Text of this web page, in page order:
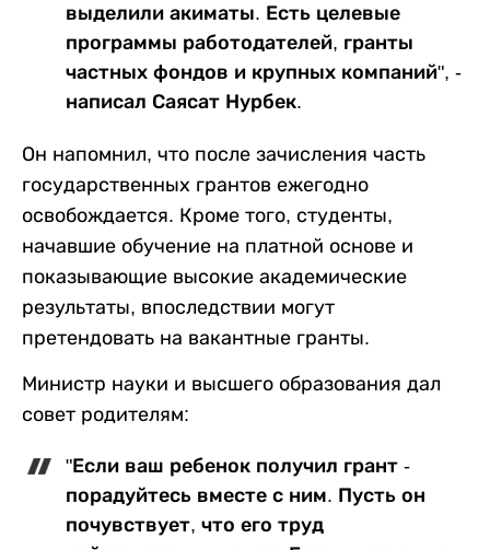
выделили акиматы. Есть целевые
программы работодателей, гранты
частных фондов и крупных компаний", -
написал Саясат Нурбек.
Он напомнил, что после зачисления часть
государственных грантов ежегодно
освобождается. Кроме того, студенты,
начавшие обучение на платной основе и
показывающие высокие академические
результаты, впоследствии могут
претендовать на вакантные гранты.
Министр науки и высшего образования дал
совет родителям:
"Если ваш ребенок получил грант -
порадуйтесь вместе с ним. Пусть он
почувствует, что его труд